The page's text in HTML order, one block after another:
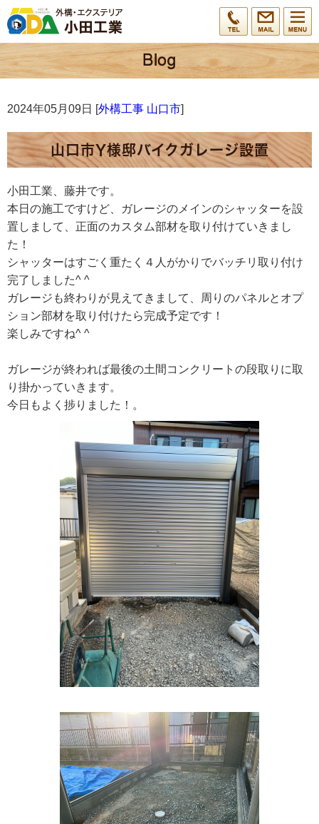
2024年05月09日 [外構工事 山口市]
山口市Y様邸バイクガレージ設置
小田工業、藤井です。
本日の施工ですけど、ガレージのメインのシャッターを設
置しまして、正面のカスタム部材を取り付けていきまし
た！
シャッターはすごく重たく４人がかりでバッチリ取り付け
完了しました^ ^
ガレージも終わりが見えてきまして、周りのパネルとオプ
ション部材を取り付けたら完成予定です！
楽しみですね^ ^
ガレージが終われば最後の土間コンクリートの段取りに取
り掛かっていきます。
今日もよく捗りました！。